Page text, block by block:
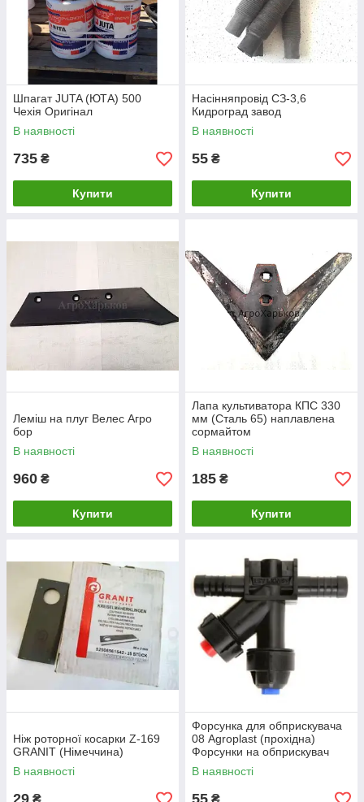
Шпагат JUTA (ЮТА) 500
Чехія Оригінал
В наявності
735 ₴
Купити
Насінняпровід СЗ-3,6
Кидроград завод
В наявності
55 ₴
Купити
Леміш на плуг Велес Агро
бор
В наявності
960 ₴
Купити
Лапа культиватора КПС 330
мм (Сталь 65) наплавлена
сормайтом
В наявності
185 ₴
Купити
Ніж роторної косарки Z-169
GRANIT (Німеччина)
В наявності
₴
Форсунка для обприскувача
08 Agroplast (прохідна)
Форсунки на обприскувач
В наявності
₴